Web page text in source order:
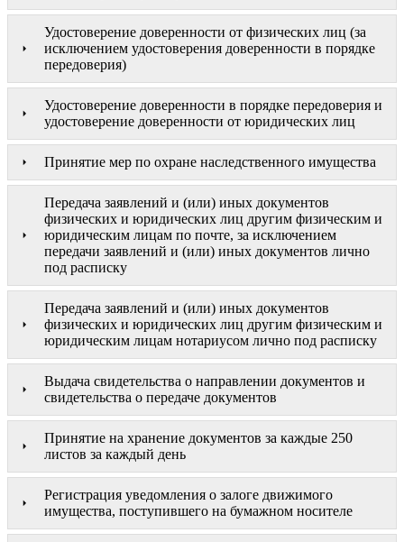
Удостоверение доверенности от физических лиц (за
исключением удостоверения доверенности в порядке
передоверия)
Удостоверение доверенности в порядке передоверия и
удостоверение доверенности от юридических лиц
Принятие мер по охране наследственного имущества
Передача заявлений и (или) иных документов
физических и юридических лиц другим физическим и
юридическим лицам по почте, за исключением
передачи заявлений и (или) иных документов лично
под расписку
Передача заявлений и (или) иных документов
физических и юридических лиц другим физическим и
юридическим лицам нотариусом лично под расписку
Выдача свидетельства о направлении документов и
свидетельства о передаче документов
Принятие на хранение документов за каждые 250
листов за каждый день
Регистрация уведомления о залоге движимого
имущества, поступившего на бумажном носителе